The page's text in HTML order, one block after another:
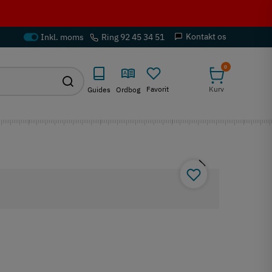
Ring 92 45 34 51 Kontakt os
Guides Ordbog Favorit
0
Kurv